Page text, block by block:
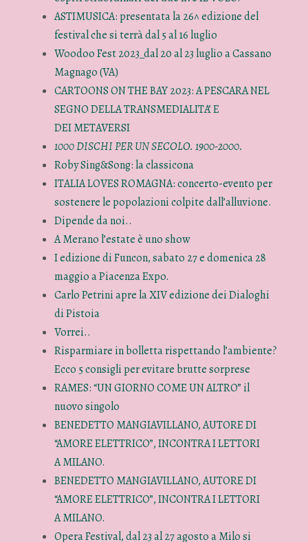
ASTIMUSICA: presentata la 26^ edizione del
festival che si terrà dal 5 al 16 luglio
Woodoo Fest 2023_dal 20 al 23 luglio a Cassano
Magnago (VA)
CARTOONS ON THE BAY 2023: A PESCARA NEL
SEGNO DELLA TRANSMEDIALITA’ E
DEI METAVERSI
1000 DISCHI PER UN SECOLO. 1900-2000.
Roby Sing&Song: la classicona
ITALIA LOVES ROMAGNA: concerto-evento per
sostenere le popolazioni colpite dall’alluvione.
Dipende da noi..
A Merano l’estate è uno show
I edizione di Funcon, sabato 27 e domenica 28
maggio a Piacenza Expo.
Carlo Petrini apre la XIV edizione dei Dialoghi
di Pistoia
Vorrei..
Risparmiare in bolletta rispettando l’ambiente?
Ecco 5 consigli per evitare brutte sorprese
RAMES: “UN GIORNO COME UN ALTRO” il
nuovo singolo
BENEDETTO MANGIAVILLANO, AUTORE DI
“AMORE ELETTRICO”, INCONTRA I LETTORI
A MILANO.
BENEDETTO MANGIAVILLANO, AUTORE DI
“AMORE ELETTRICO”, INCONTRA I LETTORI
A MILANO.
Opera Festival, dal 23 al 27 agosto a Milo si